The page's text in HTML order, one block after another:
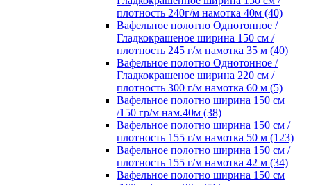
плотность 240г/м намотка 40м (40)
Вафельное полотно Однотонное /
Гладкокрашеное ширина 150 см /
плотность 245 г/м намотка 35 м (40)
Вафельное полотно Однотонное /
Гладкокрашеное ширина 220 см /
плотность 300 г/м намотка 60 м (5)
Вафельное полотно ширина 150 см
/150 гр/м нам.40м (38)
Вафельное полотно ширина 150 см /
плотность 155 г/м намотка 50 м (123)
Вафельное полотно ширина 150 см /
плотность 155 г/м намотка 42 м (34)
Вафельное полотно ширина 150 см